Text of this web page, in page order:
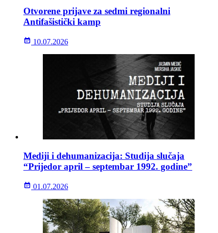
Otvorene prijave za sedmi regionalni
Antifašistički kamp
10.07.2026
Mediji i dehumanizacija: Studija slučaja
“Prijedor april – septembar 1992. godine”
01.07.2026